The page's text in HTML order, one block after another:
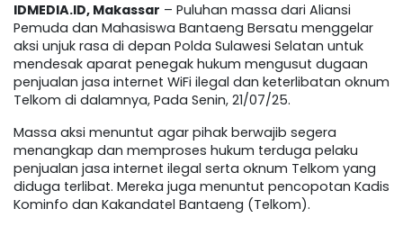
IDMEDIA.ID, Makassar – Puluhan massa dari Aliansi
Pemuda dan Mahasiswa Bantaeng Bersatu menggelar
aksi unjuk rasa di depan Polda Sulawesi Selatan untuk
mendesak aparat penegak hukum mengusut dugaan
penjualan jasa internet WiFi ilegal dan keterlibatan oknum
Telkom di dalamnya, Pada Senin, 21/07/25.
Massa aksi menuntut agar pihak berwajib segera
menangkap dan memproses hukum terduga pelaku
penjualan jasa internet ilegal serta oknum Telkom yang
diduga terlibat. Mereka juga menuntut pencopotan Kadis
Kominfo dan Kakandatel Bantaeng (Telkom).